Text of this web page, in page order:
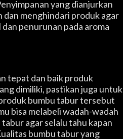
yang dianjurkan
dan menghindari produk agar
penurunan pada aroma
tepat dan baik produk
dimiliki, pastikan juga untuk
bumbu tabur tersebut
bisa melabeli wadah-wadah
agar selalu tahu kapan
bumbu tabur yang